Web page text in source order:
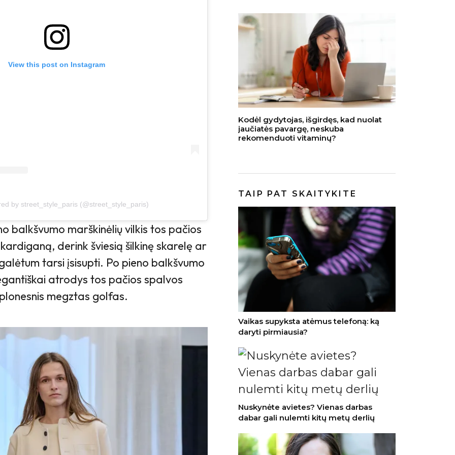
View this post on Instagram
by street_style_paris (@street_style_paris)
balkšvumo marškinėlių vilkis tos pačios
derink šviesią šilkinę skarelę ar
tarsi įsisupti. Po pieno balkšvumo
atrodys tos pačios spalvos
megztas golfas.
Kodėl gydytojas, išgirdęs, kad nuolat
jaučiatės pavargę, neskuba
rekomenduoti vitaminų?
TAIP PAT SKAITYKITE
Vaikas supyksta atėmus telefoną: ką
daryti pirmiausia?
Nuskynėte avietes? Vienas darbas
dabar gali nulemti kitų metų derlių